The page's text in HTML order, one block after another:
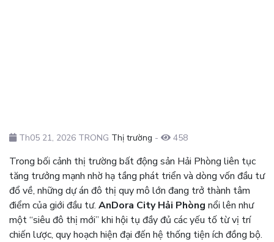
Th05 21, 2026 TRONG Thị trường - 458
Trong bối cảnh thị trường bất động sản Hải Phòng liên tục
tăng trưởng mạnh nhờ hạ tầng phát triển và dòng vốn đầu tư
đổ về, những dự án đô thị quy mô lớn đang trở thành tâm
điểm của giới đầu tư. AnDora City Hải Phòng nổi lên như
một “siêu đô thị mới” khi hội tụ đầy đủ các yếu tố từ vị trí
chiến lược, quy hoạch hiện đại đến hệ thống tiện ích đồng bộ.